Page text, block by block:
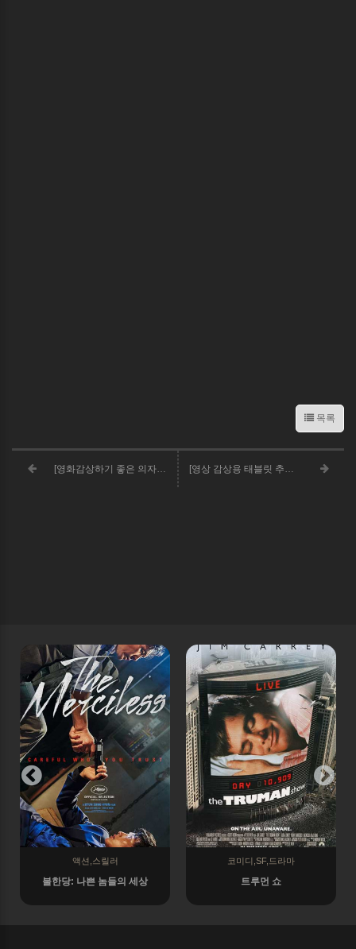
목록
[영화감상하기 좋은 의자 추천] 까사미아 옴므 1인 리클라이너 쇼파 [영상 감상용 태블릿 추천!] Apple 2022 아이패드 에어 5세대
액션,스릴러
불한당: 나쁜 놈들의 세상
코미디,SF,드라마
트루먼 쇼